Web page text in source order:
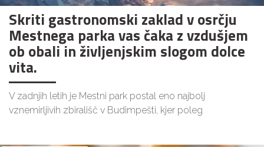
Skriti gastronomski zaklad v osrčju
Mestnega parka vas čaka z vzdušjem
ob obali in življenjskim slogom dolce
vita.
V zadnjih letih je Mestni park postal eno najbolj
vznemirljivih zbirališč v Budimpešti, kjer poleg